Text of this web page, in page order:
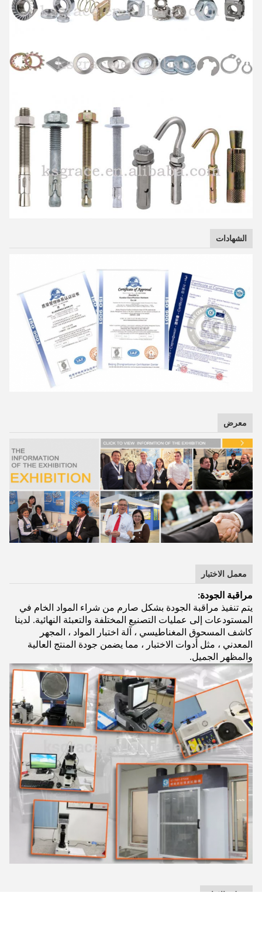
الشهادات
معرض
معمل الاختبار
مراقبة الجودة:
يتم تنفيذ مراقبة الجودة بشكل صارم من شراء المواد الخام في
المستودعات إلى عمليات التصنيع المختلفة والتعبئة النهائية. لدينا
كاشف المسحوق المغناطيسي ، آلة اختبار المواد ، المجهر
المعدني ، مثل أدوات الاختبار ، مما يضمن جودة المنتج العالية
والمظهر الجميل.
عملية الإنتاج